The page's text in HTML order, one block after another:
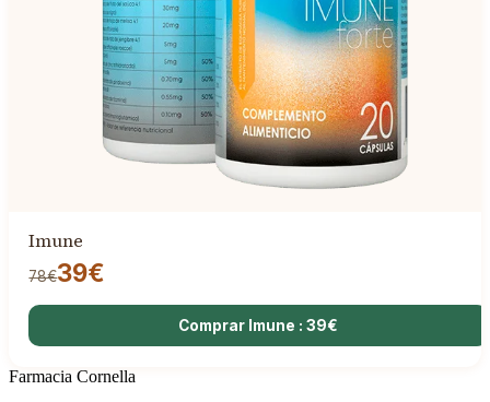
Imune
78€39€
Comprar Imune : 39€
Farmacia Cornella